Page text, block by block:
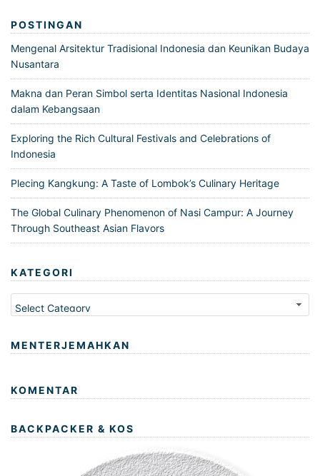
POSTINGAN
Mengenal Arsitektur Tradisional Indonesia dan Keunikan Budaya
Nusantara
Makna dan Peran Simbol serta Identitas Nasional Indonesia
dalam Kebangsaan
Exploring the Rich Cultural Festivals and Celebrations of
Indonesia
Plecing Kangkung: A Taste of Lombok’s Culinary Heritage
The Global Culinary Phenomenon of Nasi Campur: A Journey
Through Southeast Asian Flavors
KATEGORI
Kategori
MENTERJEMAHKAN
KOMENTAR
BACKPACKER & KOS